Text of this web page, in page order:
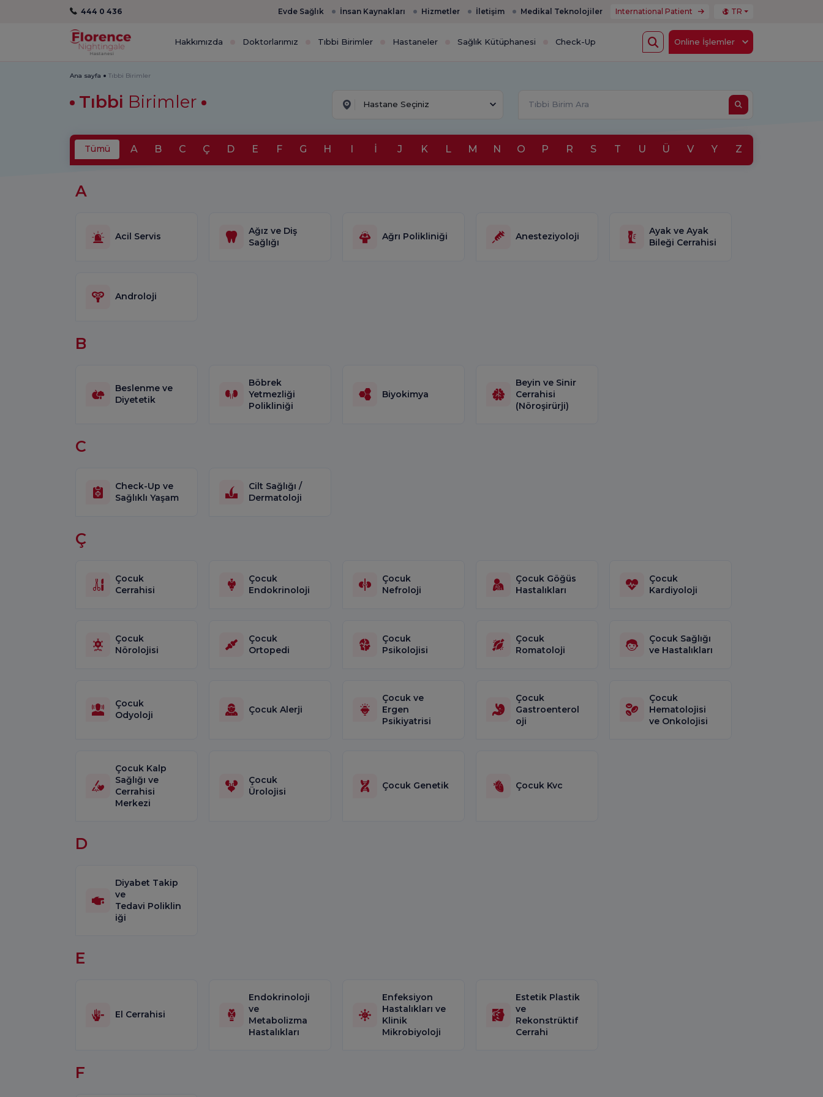
444 0 436 Evde Sağlık İnsan Kaynakları Hizmetler İletişim Medikal Teknolojiler International Patient TR
Hakkımızda Doktorlarımız Tıbbi Birimler Hastaneler Sağlık Kütüphanesi Check-Up Online İşlemler
Ana sayfa Tıbbi Birimler
Tıbbi Birimler Hastane Seçiniz
Tümü A B C Ç D E F G H I İ J K L M N O P R S T U Ü V Y Z
A
Acil Servis
Ağız ve Diş
Sağlığı
Ağrı Polikliniği Anesteziyoloji
Ayak ve Ayak
Bileği Cerrahisi
Androloji
B
Beslenme ve
Diyetetik
Böbrek
Yetmezliği
Polikliniği
Biyokimya
Beyin ve Sinir
Cerrahisi
(Nöroşirürji)
C
Check-Up ve
Sağlıklı Yaşam
Cilt Sağlığı /
Dermatoloji
Ç
Çocuk
Cerrahisi
Çocuk
Endokrinoloji
Çocuk
Nefroloji
Çocuk Göğüs
Hastalıkları
Çocuk
Kardiyoloji
Çocuk
Nörolojisi
Çocuk
Ortopedi
Çocuk
Psikolojisi
Çocuk
Romatoloji
Çocuk Sağlığı
ve Hastalıkları
Çocuk
Odyoloji
Çocuk Alerji
Çocuk ve
Ergen
Psikiyatrisi
Çocuk
Gastroenterol
oji
Çocuk
Hematolojisi
ve Onkolojisi
Çocuk Kalp
Sağlığı ve
Cerrahisi
Merkezi
Çocuk
Ürolojisi
Çocuk Genetik Çocuk Kvc
D
Diyabet Takip
ve
Tedavi Poliklin
iği
E
El Cerrahisi
Endokrinoloji
ve
Metabolizma
Hastalıkları
Enfeksiyon
Hastalıkları ve
Klinik
Mikrobiyoloji
Estetik Plastik
ve
Rekonstrüktif
Cerrahi
F